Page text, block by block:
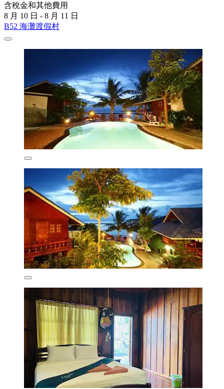
含稅金和其他費用
8 月 10 日 - 8 月 11 日
B52 海灘渡假村